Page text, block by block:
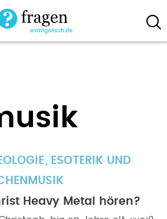
ESOTERIK UND
Heavy Metal hören?